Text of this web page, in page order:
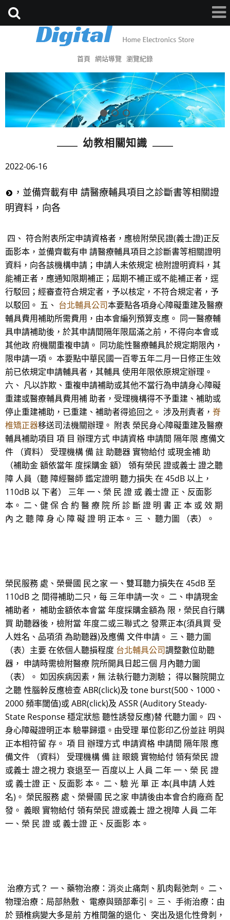
首頁 網站導覽 瀏覽紀錄
幼教相關知識
2022-06-16
，並備齊載有申 請醫療輔具項目之診斷書等相關證
明資料，向各
四、 符合附表所定申請資格者，應檢附榮民證(義士證)正反
面影本，並備齊載有申 請醫療輔具項目之診斷書等相關證明
資料，向各該機構申請；申請人未依規定 檢附證明資料，其
能補正者，應通知限期補正；屆期不補正或不能補正者，逕
行駁回；經審查符合規定者，予以核定，不符合規定者，予
以駁回。 五、 台北輔具公司本要點各項身心障礙重建及醫療
輔具費用補助所需費用，由本會編列預算支應。 同一醫療輔
具申請補助後，於其申請間隔年限屆滿之前，不得向本會或
其他政 府機關重複申請。 同功能性醫療輔具於規定期限內，
限申請一項。 本要點中華民國一百零五年二月一日修正生效
前已依規定申請輔具者，其輔具 使用年限依原規定辦理。
六、 凡以詐欺、重複申請補助或其他不當行為申請身心障礙
重建或醫療輔具費用補 助者，受理機構得不予重建、補助或
停止重建補助，已重建、補助者得追回之。 涉及刑責者， 脊
椎矯正器移送司法機關辦理。 附表 榮民身心障礙重建及醫療
輔具補助項目 項 目 辦理方式 申請資格 申請間 隔年限 應備文
件 （資料） 受理機構 備 註 助聽器 實物給付 或現金補 助
（補助金 額依當年 度採購金 額） 領有榮民 證或義士 證之聽
障 人員（聽 障經醫師 鑑定證明 聽力損失 在 45dB 以上，
110dB 以 下者） 三年 一、榮 民 證 或 義士證 正、反面影
本。 二、健 保 合 約 醫 療 院 所 診 斷 證 明 書 正 本 或 效 期
內 之 聽 障 身 心 障 礙 證 明 正本。 三 、 聽力圖 （表）。
榮民服務 處、榮譽國 民之家 一、雙耳聽力損失在 45dB 至
110dB 之 間得補助二只，每 三年申請一次。 二、申請現金
補助者， 補助金額依本會當 年度採購金額為 限，榮民自行購
買 助聽器後，檢附當 年度二或三聯式之 發票正本(須具買 受
人姓名、品項須 為助聽器)及應備 文件申請。 三、聽力圖
（表）主要 在依個人聽損程度 台北輔具公司調整數位助聽
器， 申請時需檢附醫療 院所開具日起三個 月內聽力圖
（表）。 如因疾病因素，無 法執行聽力測驗； 得以醫院開立
之聽 性腦幹反應檢查 ABR(click)及 tone burst(500、1000、
2000 頻率閾值)或 ABR(click)及 ASSR (Auditory Steady-
State Response 穩定狀態 聽性誘發反應)替 代聽力圖。 四、
身心障礙證明正本 驗畢歸還。由受理 單位影印乙份並註 明與
正本相符留 存。 項 目 辦理方式 申請資格 申請間 隔年限 應
備文件 （資料） 受理機構 備 註 眼鏡 實物給付 領有榮民 證
或義士 證之視力 衰退至一 百度以上 人員 二年 一、榮 民 證
或 義士證 正、反面影 本。 二、驗 光 單 正 本(具申請 人姓
名)。 榮民服務 處、榮譽國 民之家 申請後由本會合約廠商 配
發。 義眼 實物給付 領有榮民 證或義士 證之視障 人員 二年
一、榮 民 證 或 義士證 正、反面影 本。
治療方式？ 一、藥物治療：消炎止痛劑、肌肉鬆弛劑。 二、
物理治療：局部熱敷、 電療與頸部牽引。 三、 手術治療：由
於 頸椎病變大多是前 方椎間盤的退化、 突出及退化性骨刺，